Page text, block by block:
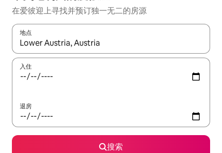
在爱彼迎上寻找并预订独一无二的房源
地点
如有搜索结果，请使用上下方向键查看，或通过点击或滑动手势
入住
退房
搜索